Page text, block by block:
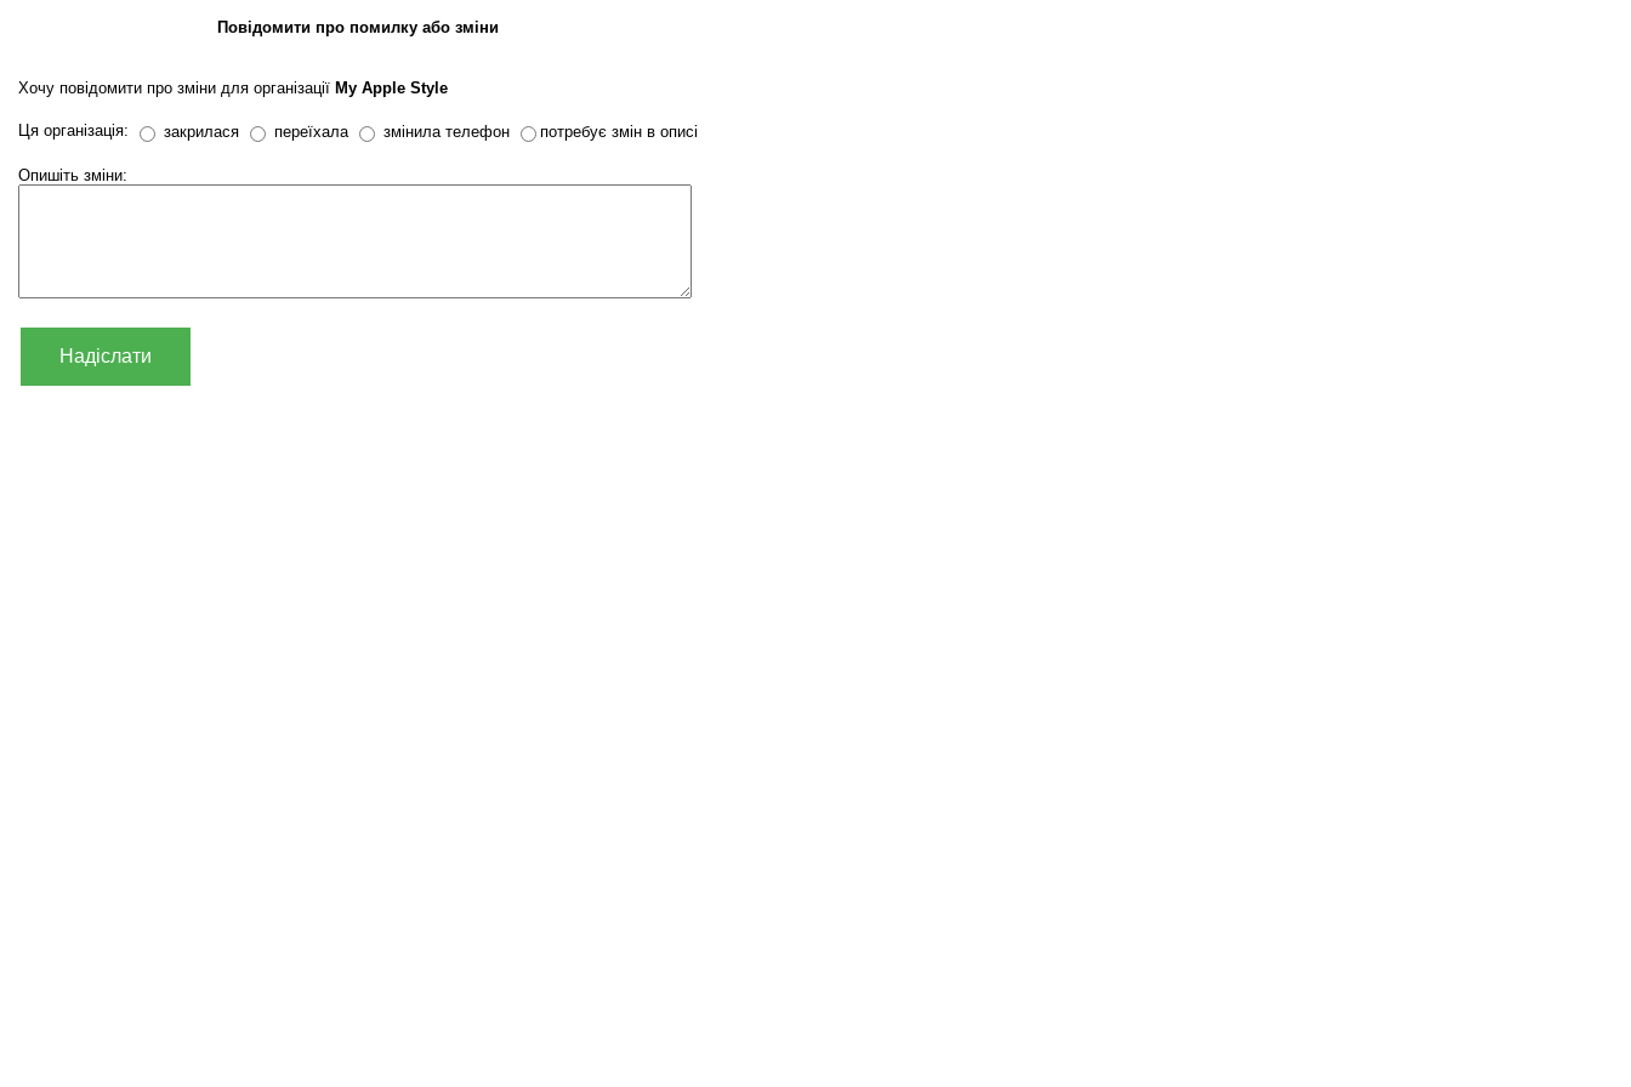
Повідомити про помилку або зміни
Хочу повідомити про зміни для організації My Apple Style
Ця організація: закрилася переїхала змінила телефон потребує змін в описі
Опишіть зміни:
Надіслати